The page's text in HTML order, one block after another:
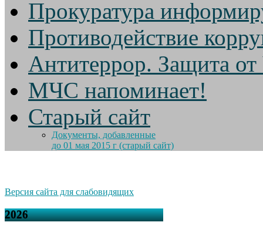
Прокуратура
Противодействие
Антитеррор. Защита
МЧС напоминает!
Старый сайт
Документы, добавленные
до 01 мая 2015 г (старый сайт)
Версия сайта для слабовидящих
2026